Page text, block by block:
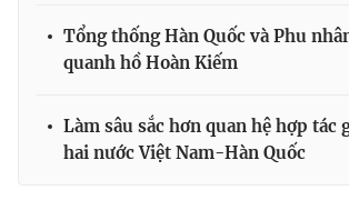
Tổng thống Hàn Quốc và Phu
quanh hồ Hoàn Kiếm
Làm sâu sắc hơn quan hệ hợp tác
hai nước Việt Nam-Hàn Quốc